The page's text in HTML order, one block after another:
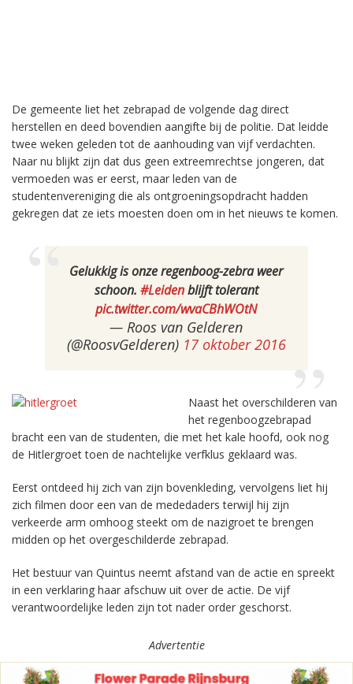
De gemeente liet het zebrapad de volgende dag direct
herstellen en deed bovendien aangifte bij de politie. Dat leidde
twee weken geleden tot de aanhouding van vijf verdachten.
Naar nu blijkt zijn dat dus geen extreemrechtse jongeren, dat
vermoeden was er eerst, maar leden van de
studentenvereniging die als ontgroeningsopdracht hadden
gekregen dat ze iets moesten doen om in het nieuws te komen.
Gelukkig is onze regenboog-zebra weer
schoon. #Leidenblijft tolerant
pic.twitter.com/wvaCBhWOtN
— Roos van Gelderen
(@RoosvGelderen) 17 oktober 2016
Naast het overschilderen van
het regenboogzebrapad
bracht een van de studenten, die met het kale hoofd, ook nog
de Hitlergroet toen de nachtelijke verfklus geklaard was.
Eerst ontdeed hij zich van zijn bovenkleding, vervolgens liet hij
zich filmen door een van de mededaders terwijl hij zijn
verkeerde arm omhoog steekt om de nazigroet te brengen
midden op het overgeschilderde zebrapad.
Het bestuur van Quintus neemt afstand van de actie en spreekt
in een verklaring haar afschuw uit over de actie. De vijf
verantwoordelijke leden zijn tot nader order geschorst.
Advertentie